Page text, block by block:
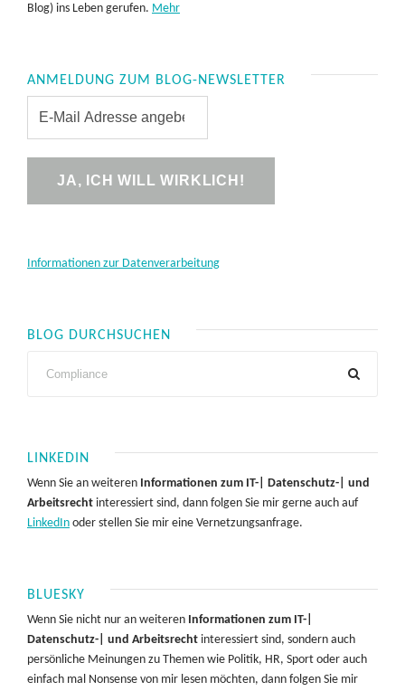
Blog) ins Leben gerufen. Mehr
ANMELDUNG ZUM BLOG-NEWSLETTER
Informationen zur Datenverarbeitung
BLOG DURCHSUCHEN
LINKEDIN
Wenn Sie an weiteren Informationen zum IT-| Datenschutz-| und
Arbeitsrecht interessiert sind, dann folgen Sie mir gerne auch auf
LinkedIn oder stellen Sie mir eine Vernetzungsanfrage.
BLUESKY
Wenn Sie nicht nur an weiteren Informationen zum IT-|
Datenschutz-| und Arbeitsrecht interessiert sind, sondern auch
persönliche Meinungen zu Themen wie Politik, HR, Sport oder auch
einfach mal Nonsense von mir lesen möchten, dann folgen Sie mir